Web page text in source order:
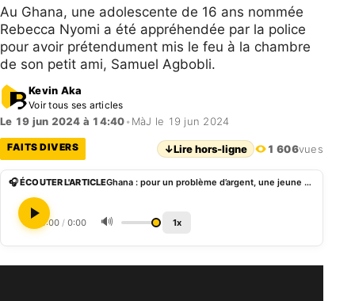
Au Ghana, une adolescente de 16 ans nommée
Rebecca Nyomi a été appréhendée par la police
pour avoir prétendument mis le feu à la chambre
de son petit ami, Samuel Agbobli.
Kevin Aka
Voir tous ses articles
Le 19 jun 2024 à 14:40• MàJ le 19 jun 2024
FAITS DIVERS ↓Lire hors-ligne 1 606vues
🎧 ÉCOUTER L'ARTICLE Ghana : pour un problème d’argent, une jeune fille incendie la chambre de son ex-copain
0:00 / 0:00 🔊 1x